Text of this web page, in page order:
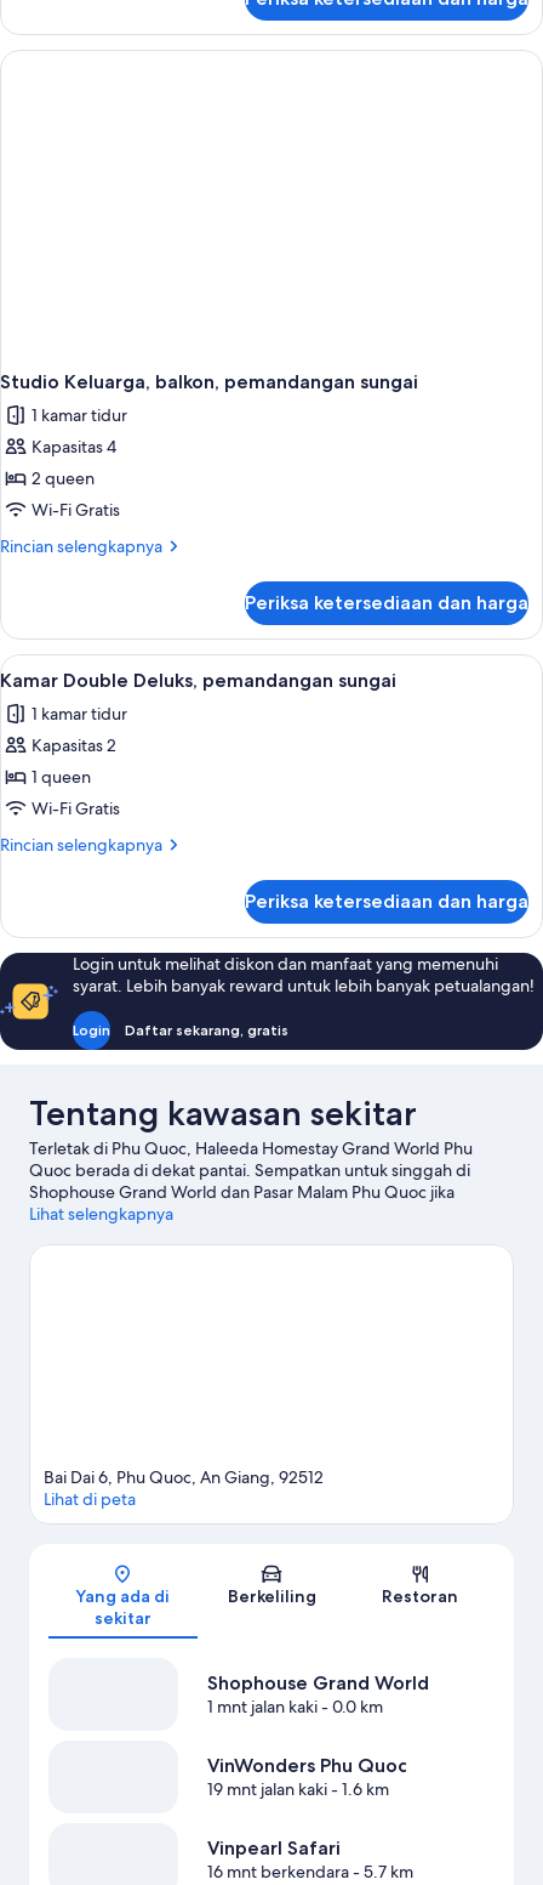
Asrama
Umum
Keluarga,
Studio Keluarga, balkon, pemandangan sungai
1 kamar tidur
Kapasitas 4
2 queen
Wi-Fi Gratis
Rincian selengkapnya
Rincian
Studio
Keluarga,
balkon,
sungai
Periksa ketersediaan dan harga
Lihat
semua
foto
untuk
Kamar
Double
Deluks,
pemandangan
Kamar Double Deluks,
3
Kamar Double Deluks, pemandangan sungai
1 kamar tidur
Kapasitas 2
1 queen
Wi-Fi Gratis
Rincian selengkapnya
Rincian
Kamar
Double
Deluks,
pemandangan
sungai
Periksa ketersediaan dan harga
Login untuk melihat diskon dan manfaat yang memenuhi
syarat. Lebih banyak reward untuk lebih banyak petualangan!
Login Daftar sekarang, gratis
Tentang kawasan sekitar
Terletak di Phu Quoc, Haleeda Homestay Grand World Phu
Quoc berada di dekat pantai. Sempatkan untuk singgah di
Shophouse Grand World dan Pasar Malam Phu Quoc jika
berbelanja ada dalam agenda Anda, atau kunjungi objek wisata
Safari dan Peternakan Lebah Phu Quoc juga patut untuk
Lihat selengkapnya
Peta
Bai Dai 6, Phu Quoc, An Giang, 92512
Lihat di peta
Yang ada di
sekitar
Berkeliling Restoran
Shophouse Grand World
1 mnt jalan kaki- 0.0 km
VinWonders Phu Quoc
19 mnt jalan kaki- 1.6 km
Vinpearl Safari
16 mnt berkendara- 5.7 km